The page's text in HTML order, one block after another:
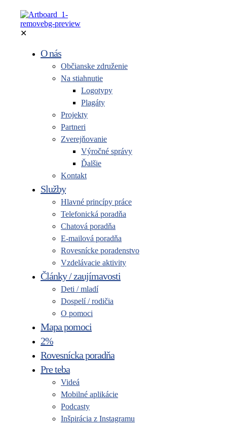
✕
O nás
Občianske združenie
Na stiahnutie
Logotypy
Plagáty
Projekty
Partneri
Zverejňovanie
Výročné správy
Ďalšie
Kontakt
Služby
Hlavné princípy práce
Telefonická poradňa
Chatová poradňa
E-mailová poradňa
Rovesnícke poradenstvo
Vzdelávacie aktivity
Články / zaujímavosti
Deti / mladí
Dospelí / rodičia
O pomoci
Mapa pomoci
2%
Rovesnícka poradňa
Pre teba
Videá
Mobilné aplikácie
Podcasty
Inšpirácia z Instagramu